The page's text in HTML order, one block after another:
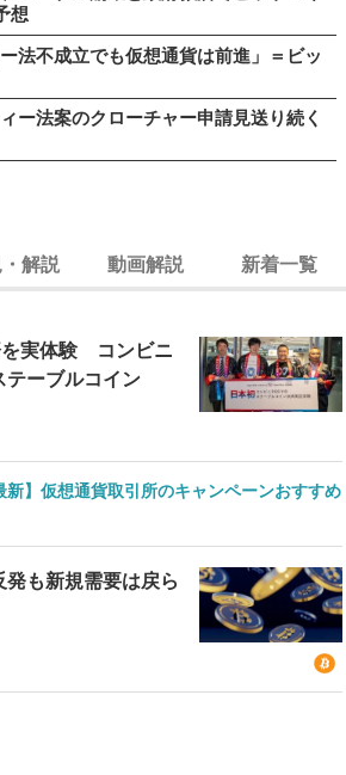
想
法不成立でも仮想通貨は前進」＝ビッ
ー法案のクローチャー申請見送り続く
解説 動画解説 新着一覧
を実体験 コンビニ
テーブルコイン
新】仮想通貨取引所のキャンペーンおすすめ
発も新規需要は戻ら